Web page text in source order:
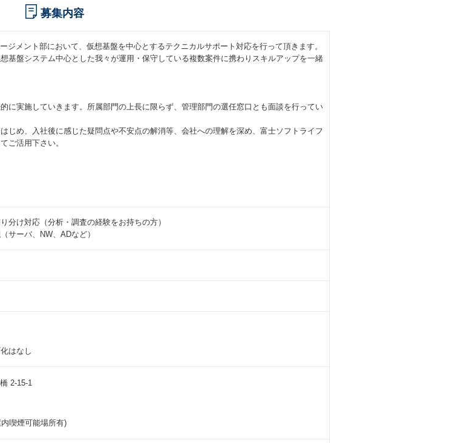
募集内容
ジメント部において、仮想基盤を中心とするテクニカルサポート対応を行って頂きます。
基盤システム中心とした我々が運用・保守している複数案件に携わりスキルアップを一緒
に実施していきます。所属部門の上長に限らず、管理部門の選任窓口とも面談を行ってい
じめ、入社後に感じた疑問点や不安点の解消等、会社への理解を深め、富士ソフトライフ
ご活用下さい。
分け対応（分析・調査の経験をお持ちの方）
サーバ、NW、ADなど）
はなし
2-15-1
喫煙可能場所有)